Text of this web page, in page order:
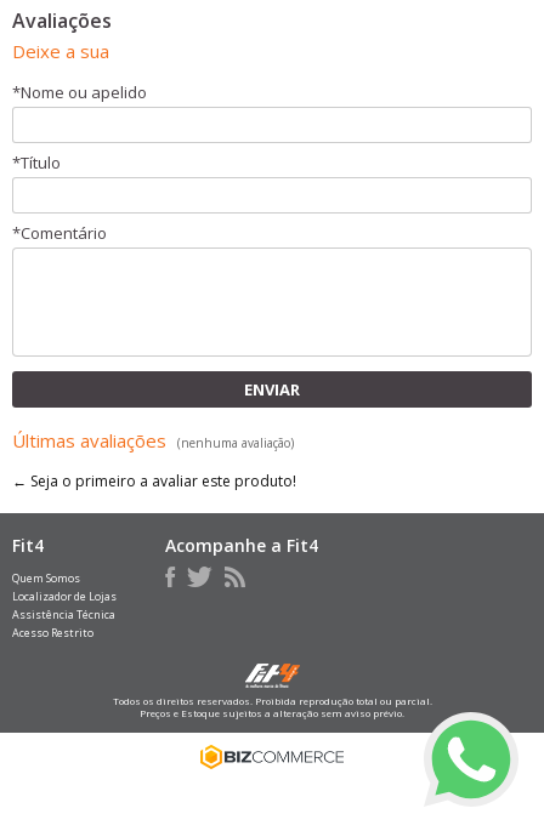
Avaliações
Deixe a sua
*Nome ou apelido
*Título
*Comentário
ENVIAR
Últimas avaliações (nenhuma avaliação)
← Seja o primeiro a avaliar este produto!
Fit4
Quem Somos
Localizador de Lojas
Assistência Técnica
Acesso Restrito
Acompanhe a Fit4
Todos os direitos reservados. Proibida reprodução total ou parcial.
Preços e Estoque sujeitos a alteração sem aviso prévio.